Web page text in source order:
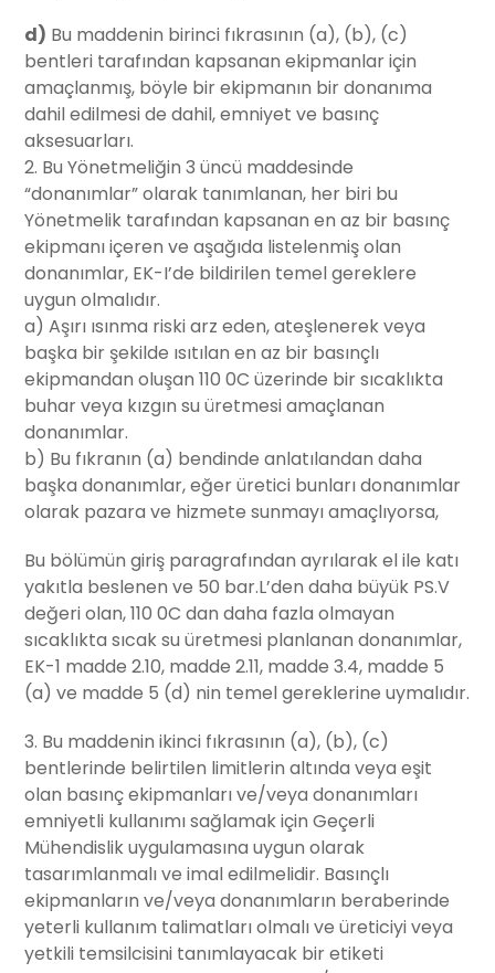
d) Bu maddenin birinci fıkrasının (a), (b), (c)
bentleri tarafından kapsanan ekipmanlar için
amaçlanmış, böyle bir ekipmanın bir donanıma
dahil edilmesi de dahil, emniyet ve basınç
aksesuarları.
2. Bu Yönetmeliğin 3 üncü maddesinde
“donanımlar” olarak tanımlanan, her biri bu
Yönetmelik tarafından kapsanan en az bir basınç
ekipmanı içeren ve aşağıda listelenmiş olan
donanımlar, EK-I’de bildirilen temel gereklere
uygun olmalıdır.
a) Aşırı ısınma riski arz eden, ateşlenerek veya
başka bir şekilde ısıtılan en az bir basınçlı
ekipmandan oluşan 110 0C üzerinde bir sıcaklıkta
buhar veya kızgın su üretmesi amaçlanan
donanımlar.
b) Bu fıkranın (a) bendinde anlatılandan daha
başka donanımlar, eğer üretici bunları donanımlar
olarak pazara ve hizmete sunmayı amaçlıyorsa,
Bu bölümün giriş paragrafından ayrılarak el ile katı
yakıtla beslenen ve 50 bar.L’den daha büyük PS.V
değeri olan, 110 0C dan daha fazla olmayan
sıcaklıkta sıcak su üretmesi planlanan donanımlar,
EK-1 madde 2.10, madde 2.11, madde 3.4, madde 5
(a) ve madde 5 (d) nin temel gereklerine uymalıdır.
3. Bu maddenin ikinci fıkrasının (a), (b), (c)
bentlerinde belirtilen limitlerin altında veya eşit
olan basınç ekipmanları ve/veya donanımları
emniyetli kullanımı sağlamak için Geçerli
Mühendislik uygulamasına uygun olarak
tasarımlanmalı ve imal edilmelidir. Basınçlı
ekipmanların ve/veya donanımların beraberinde
yeterli kullanım talimatları olmalı ve üreticiyi veya
yetkili temsilcisini tanımlayacak bir etiketi